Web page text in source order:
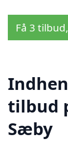
Få 3
tilbud
Sæby